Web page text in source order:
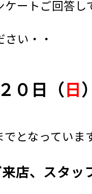
ケートご回答し
さい・・
０日（ 日 ）
でとなっていま
店、スタッ